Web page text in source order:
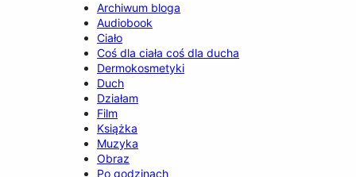
Archiwum bloga
Audiobook
Ciało
Coś dla ciała coś dla ducha
Dermokosmetyki
Duch
Działam
Film
Książka
Muzyka
Obraz
Po godzinach